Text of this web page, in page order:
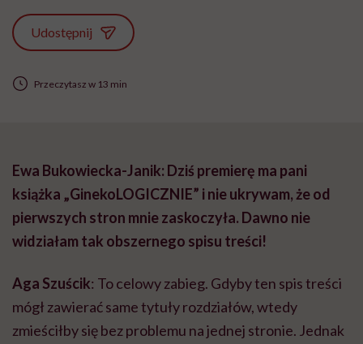
Udostępnij
Przeczytasz w 13 min
Ewa Bukowiecka-Janik: Dziś premierę ma pani
książka „GinekoLOGICZNIE” i nie ukrywam, że od
pierwszych stron mnie zaskoczyła. Dawno nie
widziałam tak obszernego spisu treści!
Aga Szuścik: To celowy zabieg. Gdyby ten spis treści
mógł zawierać same tytuły rozdziałów, wtedy
zmieściłby się bez problemu na jednej stronie. Jednak